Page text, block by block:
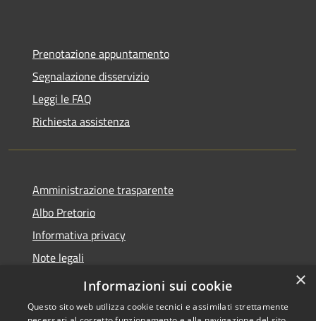
Prenotazione appuntamento
Segnalazione disservizio
Leggi le FAQ
Richiesta assistenza
Amministrazione trasparente
Albo Pretorio
Informativa privacy
Note legali
Dichiarazione di accessibilità
×
Informazioni sui cookie
Questo sito web utilizza cookie tecnici e assimilati strettamente